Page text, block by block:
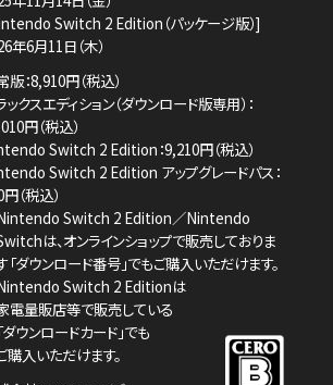
Switch 2 Edition（パッケージ版）]
年6月11日（木）
版：8,910円（税込）
ックスエディション（ダウンロード版専用）：
円（税込）
Switch 2 Edition：9,210円（税込）
Switch 2 Edition アップグレードパス：
（税込）
Switch 2 Edition／Nintendo
は、オンラインショップで販売しておりま
「ダウンロード番号」でもご購入いただけます。
Switch 2 Editionは
電量販店等で販売している
「ダウンロードカード」でも
購入いただけます。